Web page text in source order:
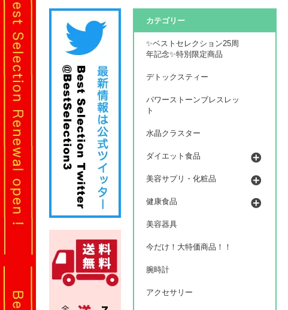
カテゴリー
✨ベストセレクション25周
年記念✨特別限定商品
デトックスティー
パワーストーンブレスレッ
ト
水晶クラスター
ダイエット食品
美容サプリ・化粧品
健康食品
美容器具
今だけ！大特価商品！！
腕時計
アクセサリー